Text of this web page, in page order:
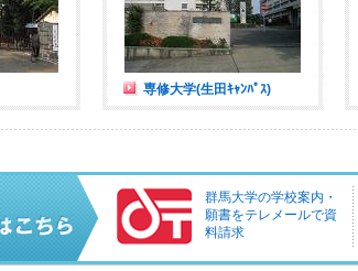
専修大学(生田ｷｬﾝﾊﾟｽ)
群馬大学の学校案内・
願書をテレメールで資
料請求